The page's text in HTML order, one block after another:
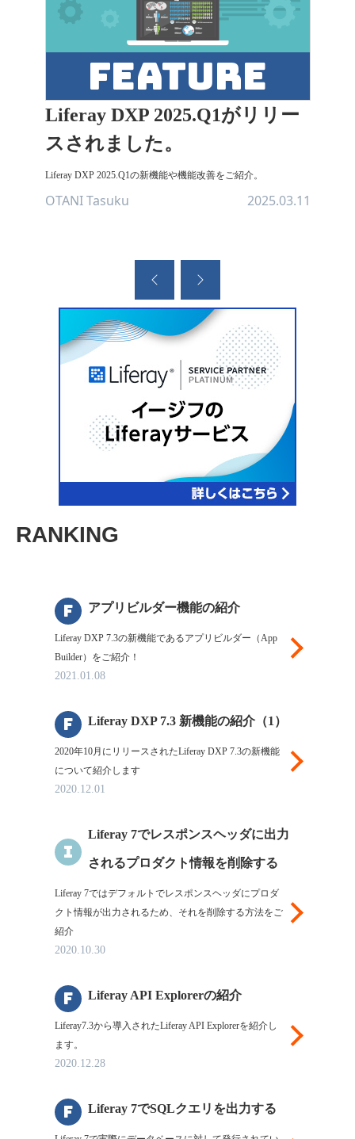
feature
Liferay DXP 2025.Q1がリリー
スされました。
Liferay DXP 2025.Q1の新機能や機能改善をご紹介。
OTANI Tasuku 2025.03.11
RANKING
f アプリビルダー機能の紹介
Liferay DXP 7.3の新機能であるアプリビルダー（App
Builder）をご紹介！
Liferayに
2021.01.08
f Liferay DXP 7.3 新機能の紹介（1）
2020年10月にリリースされたLiferay DXP 7.3の新機能
について紹介します
Liferayに
2020.12.01
i
Liferay 7でレスポンスヘッダに出力
されるプロダクト情報を削除する
Liferay 7ではデフォルトでレスポンスヘッダにプロダ
クト情報が出力されるため、それを削除する方法をご
紹介
2020.10.30
f Liferay API Explorerの紹介
Liferay7.3から導入されたLiferay API Explorerを紹介し
ます。
2020.12.28
f Liferay 7でSQLクエリを出力する